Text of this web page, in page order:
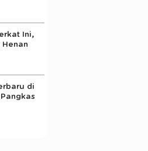
Ini,
Henan
di